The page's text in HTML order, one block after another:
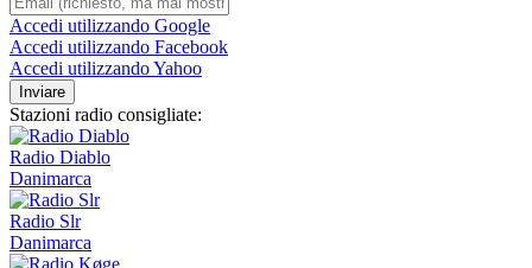
Accedi utilizzando Google
Accedi utilizzando Facebook
Accedi utilizzando Yahoo
Inviare
Stazioni radio consigliate:
Radio Diablo
Danimarca
Radio Slr
Danimarca